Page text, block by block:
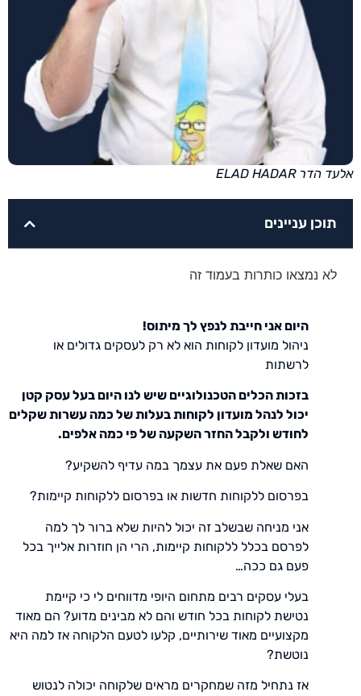
אלעד הדר ELAD HADAR
תוכן עניינים
לא נמצאו כותרות בעמוד זה
היום אני חייבת לנפץ לך מיתוס!
ניהול מועדון לקוחות הוא לא רק לעסקים גדולים או
לרשתות
בזכות הכלים הטכנולוגיים שיש לנו היום בעל עסק קטן
יכול לנהל מועדון לקוחות בעלות של כמה עשרות שקלים
לחודש ולקבל החזר השקעה של פי כמה אלפים.
האם שאלת פעם את עצמך במה עדיף להשקיע?
בפרסום ללקוחות חדשות או בפרסום ללקוחות קיימות?
אני מניחה שבשלב זה יכול להיות שלא ברור לך למה
לפרסם בכלל ללקוחות קיימות, הרי הן חוזרות אלייך בכל
פעם גם ככה…
בעלי עסקים רבים מתחום היופי מדווחים לי כי קיימת
נטישת לקוחות בכל חודש והם לא מבינים מדוע? הם מאוד
מקצועיים מאוד שירותיים, קלעו לטעם הלקוחה אז למה היא
נוטשת?
אז נתחיל מזה שמחקרים מראים שלקוחה יכולה לנטוש